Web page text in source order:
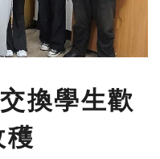
換學生歡
穫